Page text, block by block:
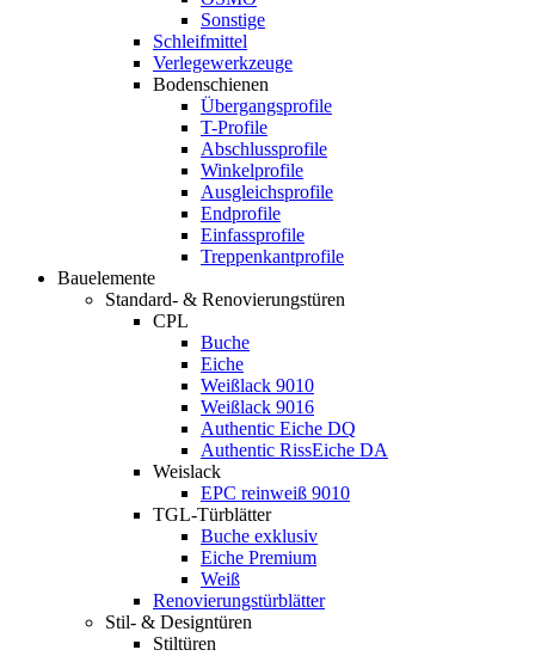
Sonstige
Schleifmittel
Verlegewerkzeuge
Bodenschienen
Übergangsprofile
T-Profile
Abschlussprofile
Winkelprofile
Ausgleichsprofile
Endprofile
Einfassprofile
Treppenkantprofile
Bauelemente
Standard- & Renovierungstüren
CPL
Buche
Eiche
Weißlack 9010
Weißlack 9016
Authentic Eiche DQ
Authentic RissEiche DA
Weislack
EPC reinweiß 9010
TGL-Türblätter
Buche exklusiv
Eiche Premium
Weiß
Renovierungstürblätter
Stil- & Designtüren
Stiltüren